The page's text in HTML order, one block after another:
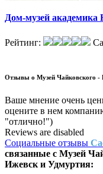
Дом-музей
Рейтинг:
Отзывы о Музей Чайковского -
Ваше мнение очень
оцените в нем
"отлично!")
Reviews are disabled
Социальные отзывы
связанные с Музей
Ижевск и Удмуртия: